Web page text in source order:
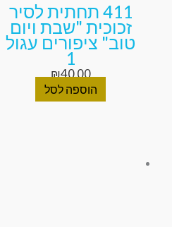
411 תחתית לסיר
זכוכית "שבת ויום
טוב" ציפורים עגול
1
₪40.00
הוספה לסל